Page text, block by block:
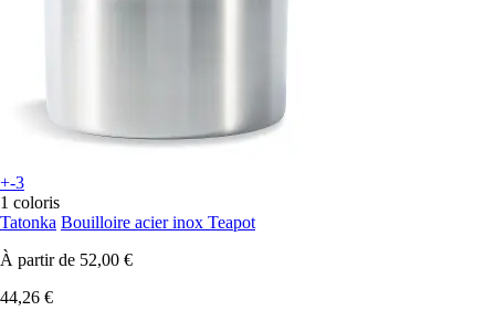
+-3
1 coloris
Tatonka Bouilloire acier inox Teapot
À partir de 52,00 €
44,26 €